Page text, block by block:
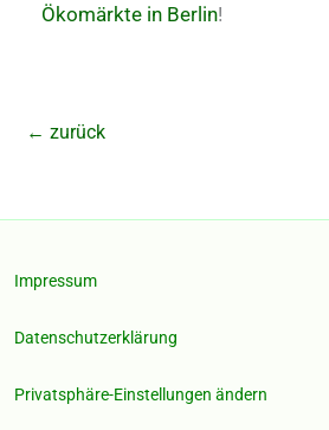
Ökomärkte in Berlin!
← zurück
Impressum
Datenschutzerklärung
Privatsphäre-Einstellungen ändern